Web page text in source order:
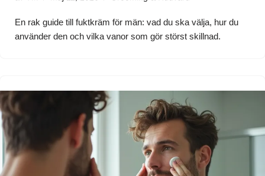
En rak guide till fuktkräm för män: vad du ska välja, hur du
använder den och vilka vanor som gör störst skillnad.